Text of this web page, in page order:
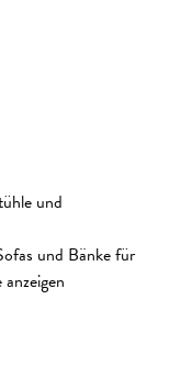
und
und Bänke für